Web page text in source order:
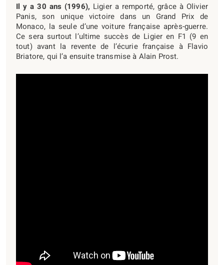
Il y a 30 ans (1996), Ligier a remporté, grâce à Olivier
Panis, son unique victoire dans un Grand Prix de
Monaco, la seule d’une voiture française après-guerre.
Ce sera surtout l’ultime succès de Ligier en F1 (9 en
tout) avant la revente de l’écurie française à Flavio
Briatore, qui l’a ensuite transmise à Alain Prost.